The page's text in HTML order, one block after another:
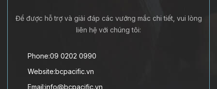
Để được hỗ trợ và giải đáp các vướng mắc chi tiết, vui lòng
liên hệ với chúng tôi:
Phone:09 0202 0990
Website:bcpacific.vn
Email:info@bcpacific.vn